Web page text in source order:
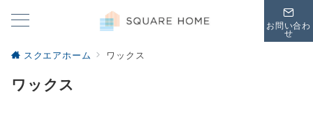
お問い合わ
せ
スクエアホーム ワックス
ワックス